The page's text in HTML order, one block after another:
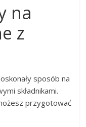
na
z
sposób na
składnikami.
przygotować